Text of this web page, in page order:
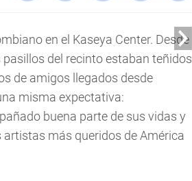
en el Kaseya Center. Desde
del recinto estaban teñidos
de amigos llegados desde
misma expectativa:
buena parte de sus vidas y
artistas más queridos de América